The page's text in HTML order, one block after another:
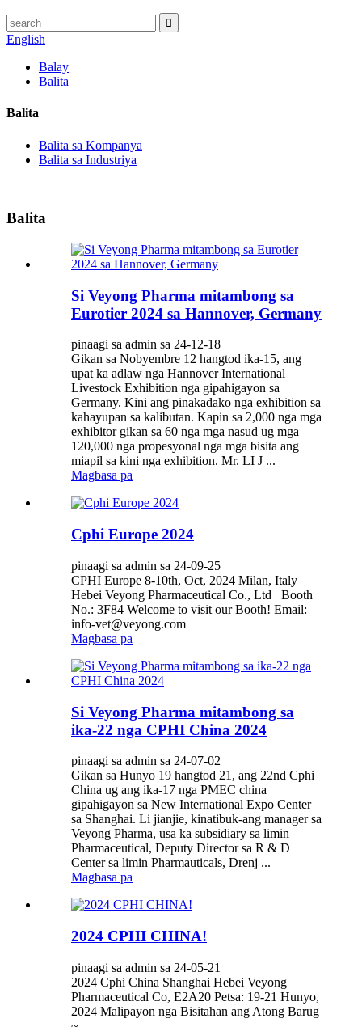
English
Balay
Balita
Balita
Balita sa Kompanya
Balita sa Industriya
Balita
Si Veyong Pharma mitambong sa
Eurotier 2024 sa Hannover, Germany
pinaagi sa admin sa 24-12-18
Gikan sa Nobyembre 12 hangtod ika-15, ang
upat ka adlaw nga Hannover International
Livestock Exhibition nga gipahigayon sa
Germany. Kini ang pinakadako nga exhibition sa
kahayupan sa kalibutan. Kapin sa 2,000 nga mga
exhibitor gikan sa 60 nga mga nasud ug mga
120,000 nga propesyonal nga mga bisita ang
miapil sa kini nga exhibition. Mr. LI J ...
Magbasa pa
Cphi Europe 2024
pinaagi sa admin sa 24-09-25
CPHI Europe 8-10th, Oct, 2024 Milan, Italy
Hebei Veyong Pharmaceutical Co., Ltd Booth
No.: 3F84 Welcome to visit our Booth! Email:
info-vet@veyong.com
Magbasa pa
Si Veyong Pharma mitambong sa
ika-22 nga CPHI China 2024
pinaagi sa admin sa 24-07-02
Gikan sa Hunyo 19 hangtod 21, ang 22nd Cphi
China ug ang ika-17 nga PMEC china
gipahigayon sa New International Expo Center
sa Shanghai. Li jianjie, kinatibuk-ang manager sa
Veyong Pharma, usa ka subsidiary sa limin
Pharmaceutical, Deputy Director sa R ​​& D
Center sa limin Pharmauticals, Drenj ...
Magbasa pa
2024 CPHI CHINA!
pinaagi sa admin sa 24-05-21
2024 Cphi China Shanghai Hebei Veyong
Pharmaceutical Co, E2A20 Petsa: 19-21 Hunyo,
2024 Malipayon nga Bisitahan ang Atong Barug